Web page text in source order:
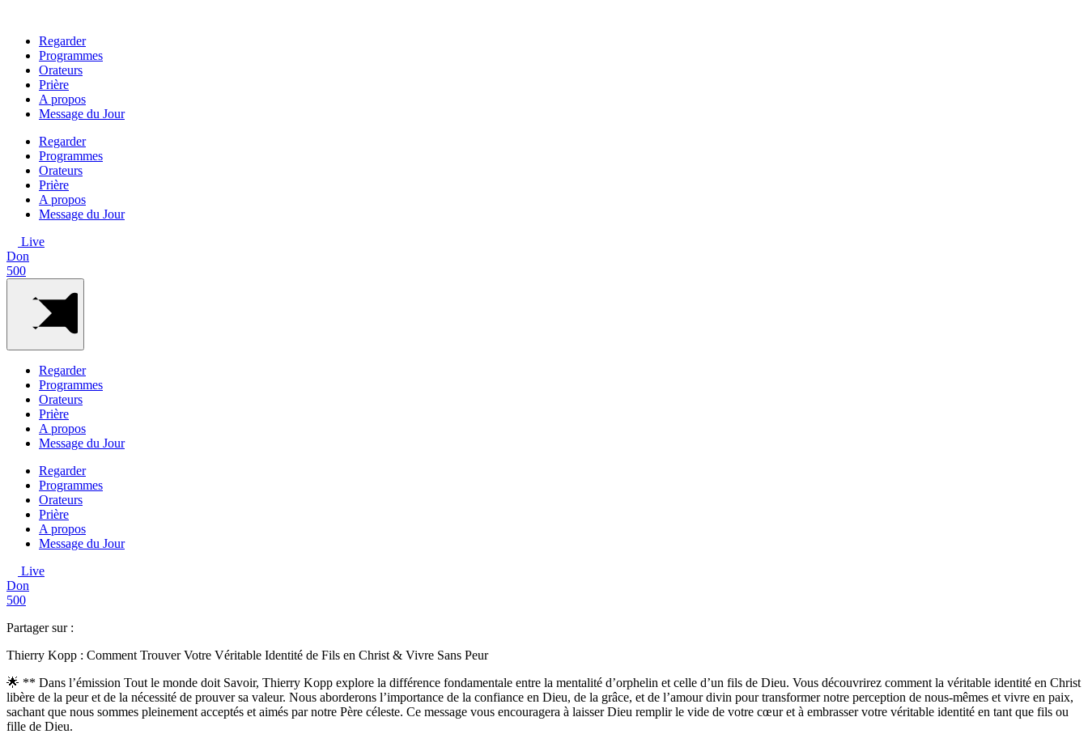
contenuRegarder
Programmes
Orateurs
Prière
A propos
Message du Jour
Regarder
Programmes
Orateurs
Prière
A propos
Message du Jour
Live
Don
500
Regarder
Programmes
Orateurs
Prière
A propos
Message du Jour
Regarder
Programmes
Orateurs
Prière
A propos
Message du Jour
Live
Don
500
Partager sur :
Thierry Kopp : Comment Trouver Votre Véritable Identité de Fils en Christ & Vivre Sans Peur
🌟 ** Dans l’émission Tout le monde doit Savoir, Thierry Kopp explore la différence fondamentale entre la mentalité d’orphelin et celle d’un fils de Dieu. Vous découvrirez comment la véritable identité en Christ
libère de la peur et de la nécessité de prouver sa valeur. Nous aborderons l’importance de la confiance en Dieu, de la grâce, et de l’amour divin pour transformer notre perception de nous-mêmes et vivre en paix,
sachant que nous sommes pleinement acceptés et aimés par notre Père céleste. Ce message vous encouragera à laisser Dieu remplir le vide de votre cœur et à embrasser votre véritable identité en tant que fils ou
fille de Dieu.